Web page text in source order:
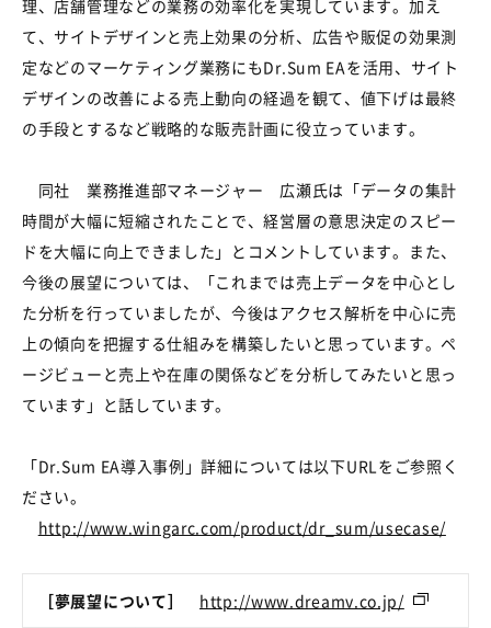
理、店舗管理などの業務の効率化を実現しています。加え
て、サイトデザインと売上効果の分析、広告や販促の効果測
定などのマーケティング業務にもDr.Sum EAを活用、サイト
デザインの改善による売上動向の経過を観て、値下げは最終
の手段とするなど戦略的な販売計画に役立っています。
同社 業務推進部マネージャー 広瀬氏は「データの集計
時間が大幅に短縮されたことで、経営層の意思決定のスピー
ドを大幅に向上できました」とコメントしています。また、
今後の展望については、「これまでは売上データを中心とし
た分析を行っていましたが、今後はアクセス解析を中心に売
上の傾向を把握する仕組みを構築したいと思っています。ペ
ージビューと売上や在庫の関係などを分析してみたいと思っ
ています」と話しています。
「Dr.Sum EA導入事例」詳細については以下URLをご参照く
ださい。
http://www.wingarc.com/product/dr_sum/usecase/
［夢展望について］ http://www.dreamv.co.jp/